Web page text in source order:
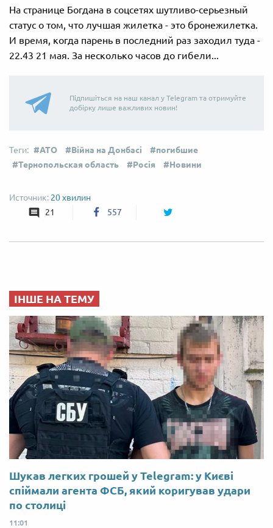
На странице Богдана в соцсетях шутливо-серьезный
статус о том, что лучшая жилетка - это бронежилетка.
И время, когда парень в последний раз заходил туда -
22.43 21 мая. За несколько часов до гибели...
Підпишіться на наш канал у Telegram та отримуйте
добірку лише важливих новин!
АТО Війна на Донбасі
погибшие
Тернопольская область
Росія Новини
20 хвилин
21
557
ІНШЕ НА ТЕМУ
Шукав легких грошей у Telegram: у Києві
спіймали агента ФСБ, який коригував удари
по столиці
11:01